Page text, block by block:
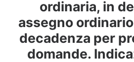
CHI SIAMO
SERVIZI
CIRCOLARI
ordinaria, in
assegno
decadenza per
domande.